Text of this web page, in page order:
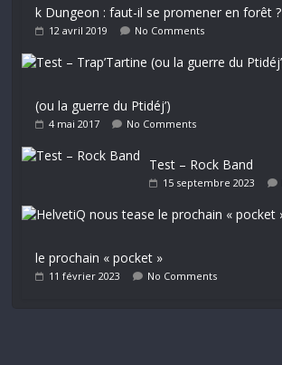
k Dungeon : faut-il se promener en forêt ?
12 avril 2019 No Comments
(ou la guerre du Ptidéj’)
4 mai 2017 No Comments
Test – Rock Band
15 septembre 2023
le prochain « pocket »
11 février 2023 No Comments